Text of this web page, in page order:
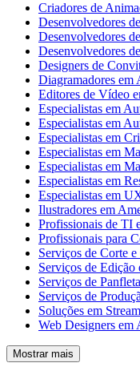
Criadores de
Desenvolvedores
Desenvolvedores
Desenvolvedores
Designers de
Diagramadores em
Editores de Vídeo
Especialistas em
Especialistas em
Especialistas em
Especialistas em
Especialistas em
Especialistas em
Especialistas em
Ilustradores em
Profissionais de TI
Profissionais para
Serviços de Corte
Serviços de Edição
Serviços de
Serviços de
Soluções em
Web Designers em
Mostrar mais